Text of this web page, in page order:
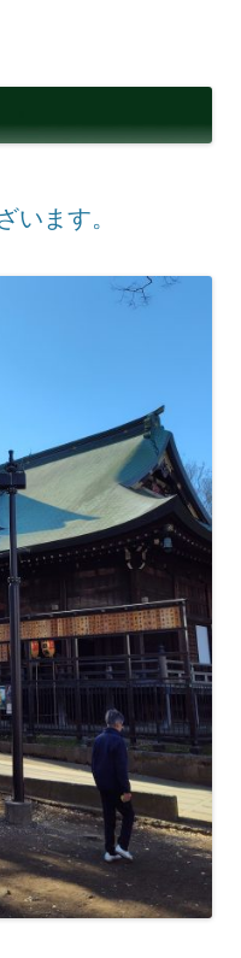
います。